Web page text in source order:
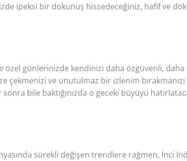
ipeksi bir dokunuş hissedeceğiniz, hafif ve
günlerinizde kendinizi daha özgüvenli, daha
ve unutulmaz bir izlenim bırakmanızı
bile baktığınızda o geceki büyüyü
sürekli değişen trendlere rağmen, İnci